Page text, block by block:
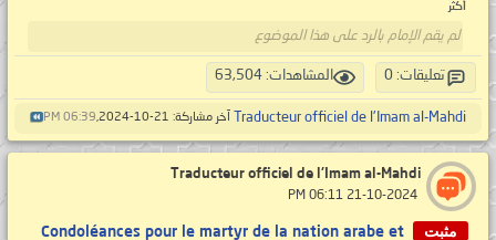
أكثر
لم يقم الإمام بالرد على هذا الموضوع
تعليقات: 0 المشاهدات: 63,504
Traducteur officiel de l'Imam al-Mahdi آخر مشاركة: 21-10-2024, 06:39 PM
Traducteur officiel de l'Imam al-Mahdi
مثبت
Condoléances pour le martyr de la nation arabe et